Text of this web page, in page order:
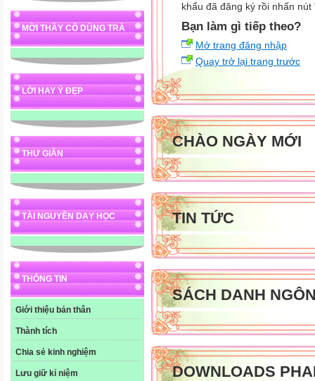
MỜI THẦY CÔ DÙNG TRÀ
LỜI HAY Ý ĐẸP
THƯ GIÃN
TÀI NGUYÊN DẠY HỌC
THÔNG TIN
Giới thiệu bản thân
Thành tích
Chia sẻ kinh nghiệm
Lưu giữ kỉ niệm
khẩu đã đăng ký rồi nhấn
Bạn làm gì tiếp theo?
Mở trang đăng nhập
Quay trở lại trang trước
CHÀO NGÀY MỚI
TIN TỨC
SÁCH DANH
DOWNLOADS